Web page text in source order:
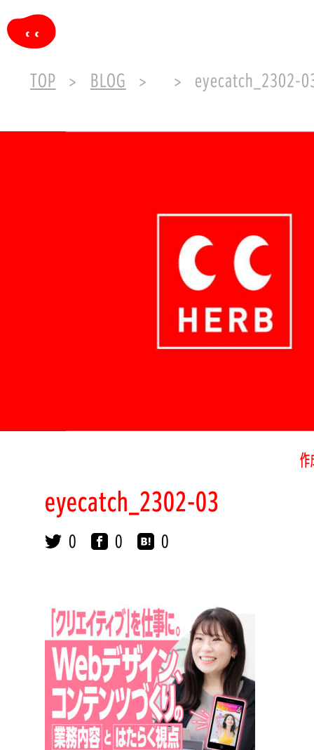
TOP BLOG eyecatch_2302-
eyecatch_2302-03
0 0 0